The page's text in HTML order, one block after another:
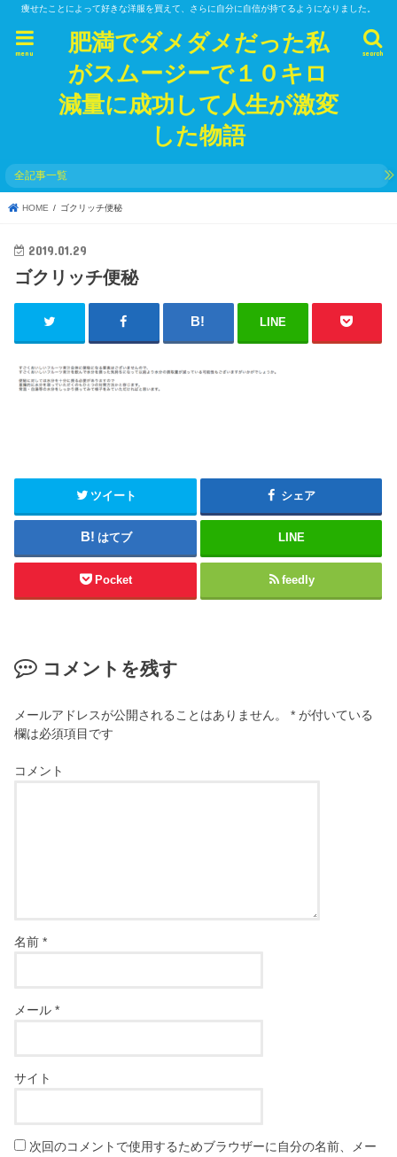
痩せたことによって好きな洋服を買えて、さらに自分に自信が持てるようになりました。
肥満でダメダメだった私
がスムージーで１０キロ
減量に成功して人生が激変
した物語
search
menu
全記事一覧
HOME ゴクリッチ便秘
2019.01.29
ゴクリッチ便秘
LINE
ツイート シェア
はてブ LINE
Pocket feedly
コメントを残す
メールアドレスが公開されることはありません。 * が付いている
欄は必須項目です
コメント
名前*
メール*
サイト
次回のコメントで使用するためブラウザーに自分の名前、メー